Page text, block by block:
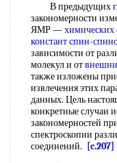
В предыдущих
закономерности
ЯМР —химических
константспин-
зависимости от
молекул и от
также изложены
извлечения этих
данных. Цель
конкретные случаи
закономерностей
спектроскопии
соединений.
[c.207]